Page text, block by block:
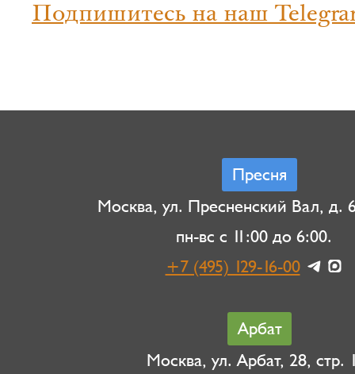
Подпишитесь на наш
Пресня
Москва, ул. Пресненский Вал, д.
пн-вс с 11:00 до 6:00.
+7 (495) 129-16-00
Арбат
Москва, ул. Арбат, 28, стр.